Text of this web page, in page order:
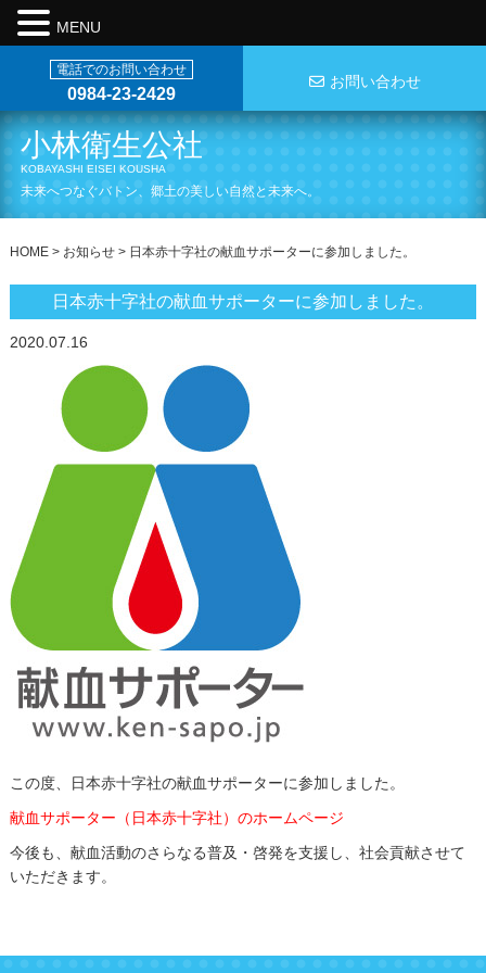
小林衛生公社
KOBAYASHI EISEI KOUSHA
未来へつなぐバトン、郷土の美しい自然と未来へ。
電話でのお問い合わせ
0984-23-2429
お問い合わせ
HOME> お知らせ> 日本赤十字社の献血サポーターに参加しました。
日本赤十字社の献血サポーターに参加しました。
2020.07.16
この度、日本赤十字社の献血サポーターに参加しました。
献血サポーター（日本赤十字社）のホームページ
今後も、献血活動のさらなる普及・啓発を支援し、社会貢献させて
いただきます。
MENU